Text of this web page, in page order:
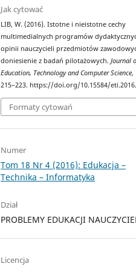
Jak cytować
LIB, W. (2016). Istotne i nieistotne cechy
multimedialnych programów
opinii nauczycieli przedmiotów
doniesienie z badań pilotażowych.Journal
Education, Technology and Computer Science,
215–223. https://doi.org/10.15584/
Formaty cytowań
Numer
Tom 18 Nr 4 (2016): Edukacja –
Technika – Informatyka
Dział
PROBLEMY EDUKACJI
Licencja